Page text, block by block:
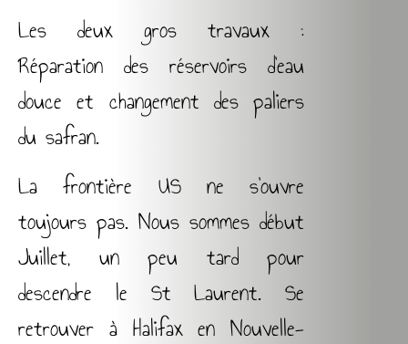
Les deux gros travaux :
Réparation des réservoirs d’eau
douce et changement des paliers
du safran.
La frontière US ne s’ouvre
toujours pas. Nous sommes début
Juillet, un peu tard pour
descendre le St Laurent. Se
retrouver à Halifax en Nouvelle-